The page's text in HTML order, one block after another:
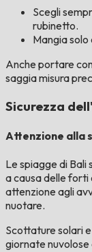
Scegli
rubinetto.
Mangia
Anche portare
saggia misura
Sicurezza
Attenzione alla
Le spiagge di Bali
a causa delle forti
attenzione agli
nuotare.
Scottature solari
giornate nuvolose